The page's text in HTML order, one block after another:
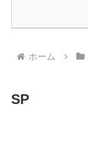
ホーム
SP